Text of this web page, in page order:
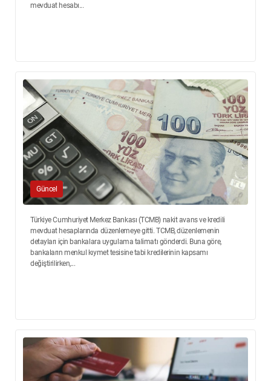
mevduat hesabı...
Güncel
Türkiye Cumhuriyet Merkez Bankası (TCMB) nakit avans ve kredili
mevduat hesaplarında düzenlemeye gitti. TCMB, düzenlemenin
detayları için bankalara uygulama talimatı gönderdi. Buna göre,
bankaların menkul kıymet tesisine tabi kredilerinin kapsamı
değiştirilirken,...